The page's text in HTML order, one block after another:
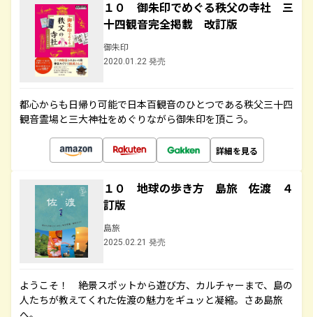
１０ 御朱印でめぐる秩父の寺社 三
十四観音完全掲載 改訂版
御朱印
2020.01.22 発売
都心からも日帰り可能で日本百観音のひとつである秩父三十四
観音霊場と三大神社をめぐりながら御朱印を頂こう。
詳細を見る
１０ 地球の歩き方 島旅 佐渡 ４
訂版
島旅
2025.02.21 発売
ようこそ！ 絶景スポットから遊び方、カルチャーまで、島の
人たちが教えてくれた佐渡の魅力をギュッと凝縮。さあ島旅
へ。